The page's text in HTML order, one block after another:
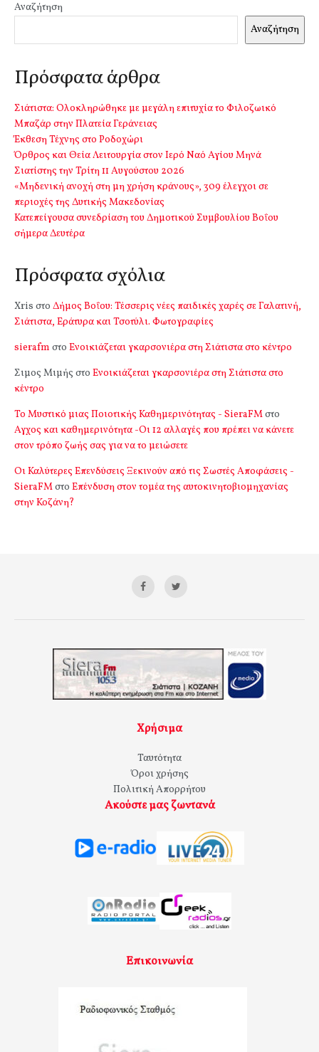
Αναζήτηση
Αναζήτηση
Πρόσφατα άρθρα
Σιάτιστα: Oλοκληρώθηκε με μεγάλη επιτυχία το Φιλοζωικό
Μπαζάρ στην Πλατεία Γεράνειας
Έκθεση Τέχνης στο Ροδοχώρι
Όρθρος και Θεία Λειτουργία στον Ιερό Ναό Αγίου Μηνά
Σιατίστης την Τρίτη 11 Αυγούστου 2026
«Μηδενική ανοχή στη μη χρήση κράνους», 309 έλεγχοι σε
περιοχές της Δυτικής Μακεδονίας
Κατεπείγουσα συνεδρίαση του Δημοτικού Συμβουλίου Βοΐου
σήμερα Δευτέρα
Πρόσφατα σχόλια
Xris στο Δήμος Βοΐου: Τέσσερις νέες παιδικές χαρές σε Γαλατινή,
Σιάτιστα, Εράτυρα και Τσοτύλι. Φωτογραφίες
sierafm στο Ενοικιάζεται γκαρσονιέρα στη Σιάτιστα στο κέντρο
Σιμος Μιμής στο Ενοικιάζεται γκαρσονιέρα στη Σιάτιστα στο
κέντρο
Το Μυστικό μιας Ποιοτικής Καθημερινότητας - SieraFMστο
Αγχος και καθημερινότητα -Οι 12 αλλαγές που πρέπει να κάνετε
στον τρόπο ζωής σας για να το μειώσετε
Οι Καλύτερες Επενδύσεις Ξεκινούν από τις Σωστές Αποφάσεις -
SieraFMστο Επένδυση στον τομέα της αυτοκινητοβιομηχανίας
στην Κοζάνη?
Χρήσιμα
Ταυτότητα
Όροι χρήσης
Πολιτική Απορρήτου
Ακούστε μας ζωντανά
Επικοινωνία